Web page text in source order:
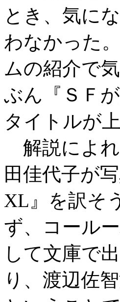
とき、気に
わなかった
ムの紹介で
ぶん『ＳＦ
タイトルが
解説によれ
田佳代子が
XL』を訳そ
ず、コール
して文庫で
り、渡辺佐